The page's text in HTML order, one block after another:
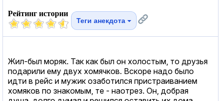
Рейтинг истории
Теги анекдота
Жил-был моряк. Так как был он холостым, то друзья
подарили ему двух хомячков. Вскоре надо было
идти в рейс и мужик озаботился пристраиванием
хомяков по знакомым, те - наотрез. Он, добрая